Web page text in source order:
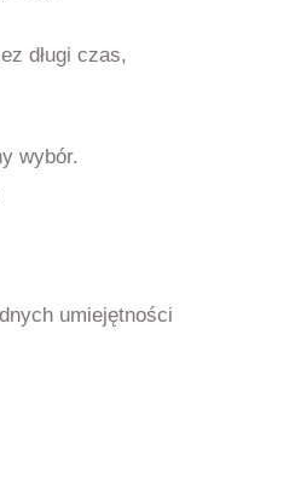
długi czas,
wybór.
umiejętności